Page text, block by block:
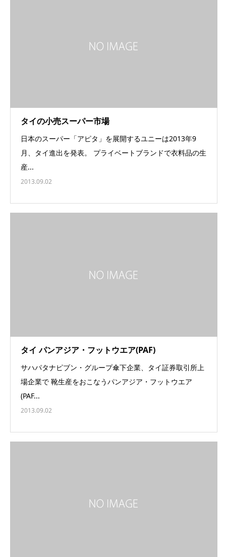
タイの小売スーパー市場
日本のスーパー「アピタ」を展開するユニーは2013年9
月、タイ進出を発表。 プライベートブランドで衣料品の生
産...
2013.09.02
タイ パンアジア・フットウエア(PAF)
サハパタナピブン・グループ傘下企業、タイ証券取引所上
場企業で 靴生産をおこなうパンアジア・フットウエア
(PAF...
2013.09.02